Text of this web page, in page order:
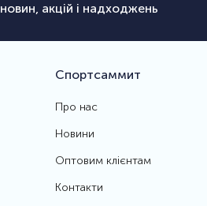
акцій і надходжень
Спортсаммит
Про нас
Новини
Оптовим клієнтам
Контакти